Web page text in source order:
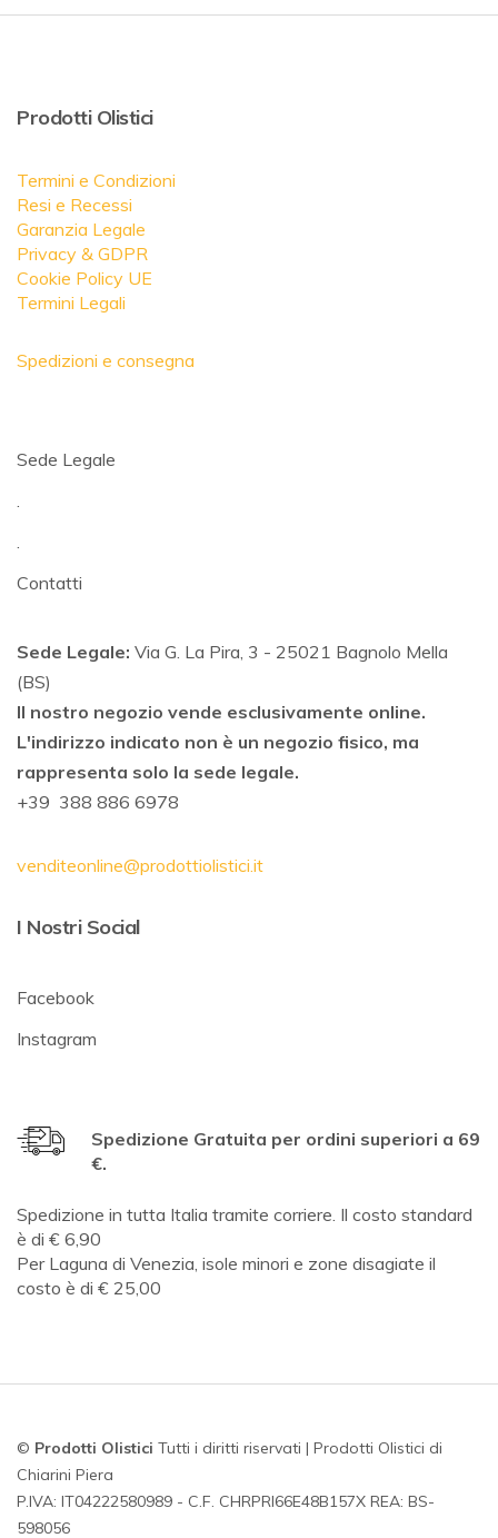
Prodotti Olistici
Termini e Condizioni
Resi e Recessi
Garanzia Legale
Privacy & GDPR
Cookie Policy UE
Termini Legali
Spedizioni e consegna
Sede Legale
.
.
Contatti
Sede Legale: Via G. La Pira, 3 - 25021 Bagnolo Mella
(BS)
Il nostro negozio vende esclusivamente online.
L'indirizzo indicato non è un negozio fisico, ma
rappresenta solo la sede legale.
+39 388 886 6978
venditeonline@prodottiolistici.it
I Nostri Social
Facebook
Instagram
Spedizione Gratuita per ordini superiori a 69
€.
Spedizione in tutta Italia tramite corriere. Il costo standard
è di € 6,90
Per Laguna di Venezia, isole minori e zone disagiate il
costo è di € 25,00
© Prodotti Olistici Tutti i diritti riservati | Prodotti Olistici di
Chiarini Piera
P.IVA: IT04222580989 - C.F. CHRPRI66E48B157X REA: BS-
598056